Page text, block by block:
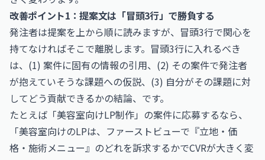
改善ポイント1：提案文は「冒頭3行」で勝負する
発注者は提案を上から順に読みますが、冒頭3行で関心を
持てなければそこで離脱します。冒頭3行に入れるべき
は、(1) 案件に固有の情報の引用、(2) その案件で発注者
が抱えていそうな課題への仮説、(3) 自分がその課題に対
してどう貢献できるかの結論、です。
たとえば「美容室向けLP制作」の案件に応募するなら、
「美容室向けのLPは、ファーストビューで『立地・価
格・施術メニュー』のどれを訴求するかでCVRが大きく変